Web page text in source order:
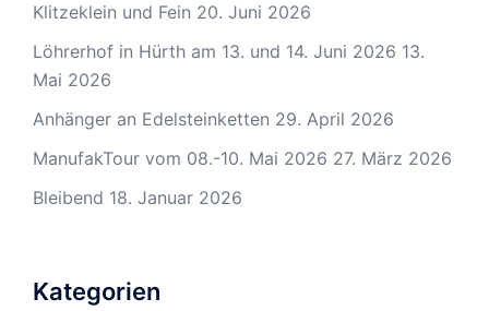
Klitzeklein und Fein 20. Juni 2026
Löhrerhof in Hürth am 13. und 14. Juni 2026 13.
Mai 2026
Anhänger an Edelsteinketten 29. April 2026
ManufakTour vom 08.-10. Mai 2026 27. März 2026
Bleibend 18. Januar 2026
Kategorien